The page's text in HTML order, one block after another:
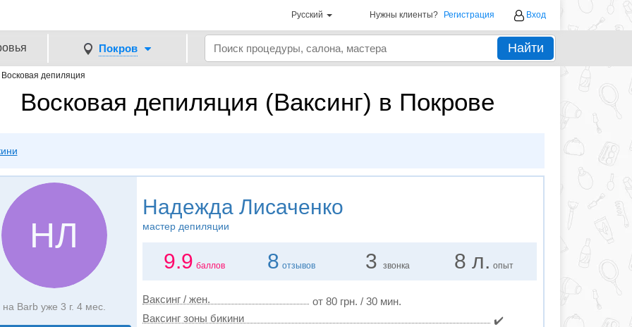
Русский Нужны клиенты? Регистрация Вход
Покров Найти
Восковая депиляция
Восковая депиляция (Ваксинг) в Покрове
НЛ
на Barb уже 3 г. 4 мес.
Надежда Лисаченко
мастер депиляции
9.9 баллов 8 отзывов 3 звонка 8 л. опыт
Ваксинг / жен.
от 80 грн. / 30 мин.
Ваксинг зоны бикини
✔️